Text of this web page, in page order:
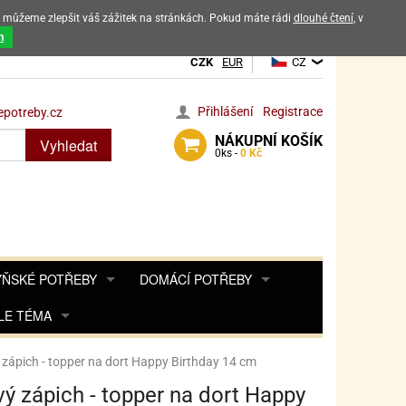
výrobků
CZK EUR CZ
Přihlášení Registrace
NÁKUPNÍ KOŠÍK
0 ks - 0 Kč
Vyhledat
POTŘEBY
KOŘENKY
DESINFEKCE, OCHRANA
KÁVOVARŮ
DOMÁCÍ POTŘEBY
DROBNOSTI DO DOMÁCNOSTI
KOŠÍKY
TÉMA
POHÁDKY A HRYPRO FANOUŠKY ANGRY BIRDS
PRO FANOUŠKY BARBIE
NAROZENINOVÉ SVÍČKY
zápich - topper na dort Happy Birthday 14 cm
zápich - topper na dort Happy
zlepšit váš zážitek na stránkách. Pokud máte rádi dlouhé čtení, v